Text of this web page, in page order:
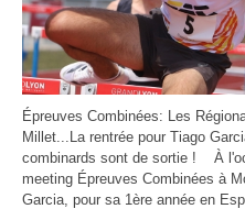
Épreuves Combinées: Les
Millet...La rentrée pour Tiago
combinards sont de sortie ! À
meeting Épreuves Combinées à
Garcia, pour sa 1ère année en